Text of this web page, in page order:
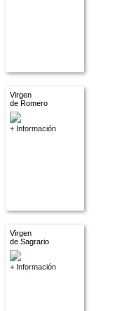
Virgen
de Romero
+ Información
Virgen
de Sagrario
+ Información